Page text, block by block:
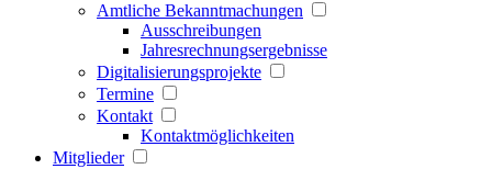
Amtliche Bekanntmachungen
Ausschreibungen
Jahresrechnungsergebnisse
Digitalisierungsprojekte
Termine
Kontakt
Kontaktmöglichkeiten
Mitglieder